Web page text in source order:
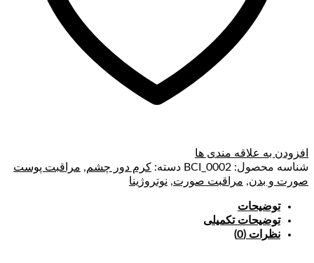
افزودن به علاقه مندی ها
شناسه محصول: BCI_0002 دسته: کرم دور چشم, مراقبت پوست
صورت و بدن, مراقبت صورت, نوتروژینا
توضیحات
توضیحات تکمیلی
نظرات (0)